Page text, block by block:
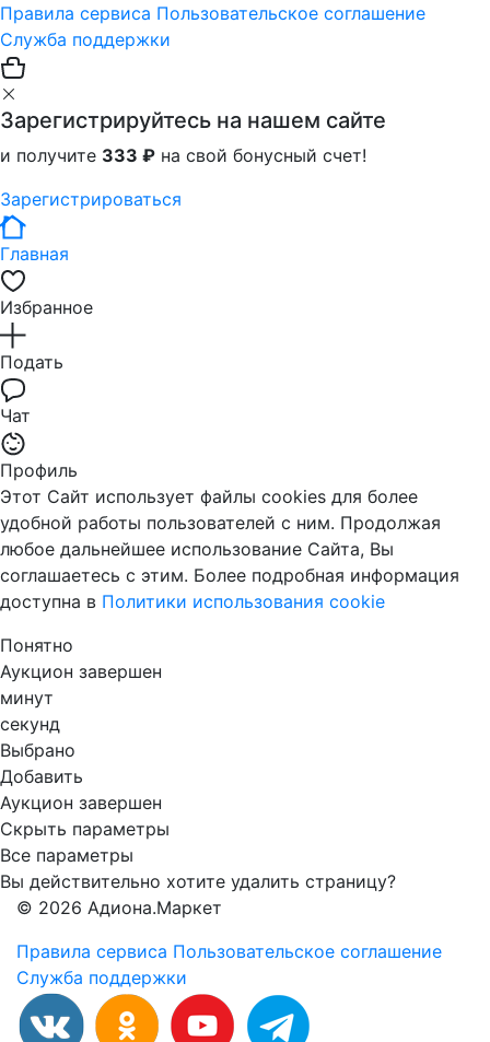
Правила сервиса Пользовательское соглашение
Служба поддержки
Зарегистрируйтесь на нашем сайте
и получите 333 ₽ на свой бонусный счет!
Зарегистрироваться
Главная
Избранное
Подать
Чат
Профиль
Этот Сайт использует файлы cookies для более
удобной работы пользователей с ним. Продолжая
любое дальнейшее использование Сайта, Вы
соглашаетесь с этим. Более подробная информация
доступна в Политики использования cookie
Понятно
Аукцион завершен
минут
секунд
Выбрано
Добавить
Аукцион завершен
Скрыть параметры
Все параметры
Вы действительно хотите удалить страницу?
© 2026 Адиона.Маркет
Правила сервиса Пользовательское соглашение
Служба поддержки